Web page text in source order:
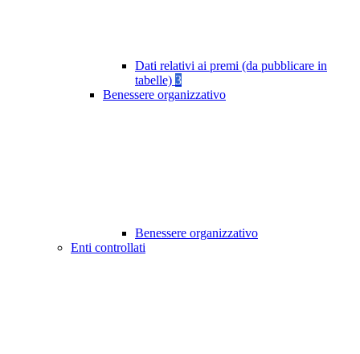
Dati relativi ai premi (da pubblicare in
tabelle) 3
Benessere organizzativo
Benessere organizzativo
Enti controllati